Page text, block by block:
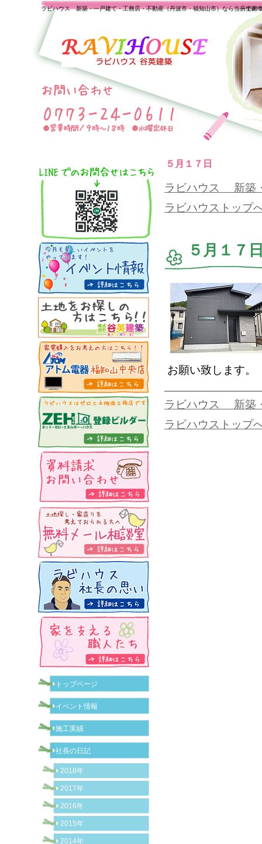
５月１７日
一生の
ラビハウス 新築・一戸建て・工務店・不動産（丹波市・福知山市）なら当店で家
ラビハウス 新築
ラビハウストップ
５月１７
お願い致します。
ラビハウス 新築
ラビハウストップ
トップページ
イベント情報
施工実績
社長の日記
2018年
2017年
2016年
2015年
2014年